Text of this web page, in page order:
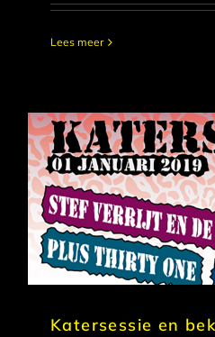
Lees meer
Katersessie en